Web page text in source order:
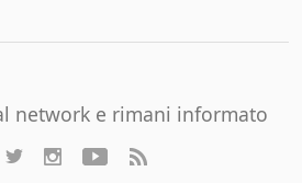
network e rimani informato